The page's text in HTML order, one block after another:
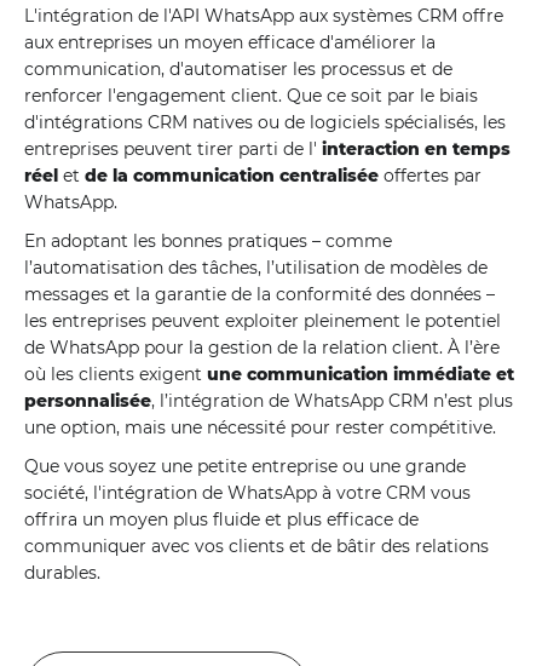
L'intégration de l'API WhatsApp aux systèmes CRM offre
aux entreprises un moyen efficace d'améliorer la
communication, d'automatiser les processus et de
renforcer l'engagement client. Que ce soit par le biais
d'intégrations CRM natives ou de logiciels spécialisés, les
entreprises peuvent tirer parti de l' interaction en temps
réel et de la communication centralisée offertes par
WhatsApp.
En adoptant les bonnes pratiques – comme
l’automatisation des tâches, l’utilisation de modèles de
messages et la garantie de la conformité des données –
les entreprises peuvent exploiter pleinement le potentiel
de WhatsApp pour la gestion de la relation client. À l’ère
où les clients exigent une communication immédiate et
personnalisée, l’intégration de WhatsApp CRM n’est plus
une option, mais une nécessité pour rester compétitive.
Que vous soyez une petite entreprise ou une grande
société, l'intégration de WhatsApp à votre CRM vous
offrira un moyen plus fluide et plus efficace de
communiquer avec vos clients et de bâtir des relations
durables.